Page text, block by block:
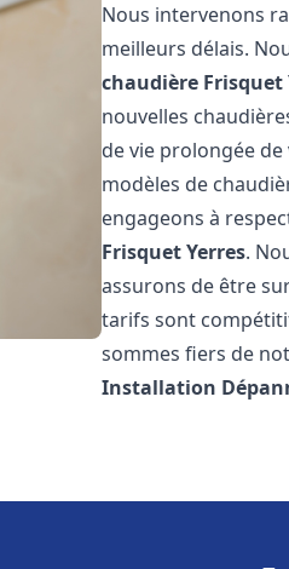
Nous intervenons
meilleurs délais.
chaudière Frisquet
nouvelles
de vie prolongée
modèles de
engageons à
FrisquetYerres.
assurons de être
tarifs sont
sommes fiers de
Installation